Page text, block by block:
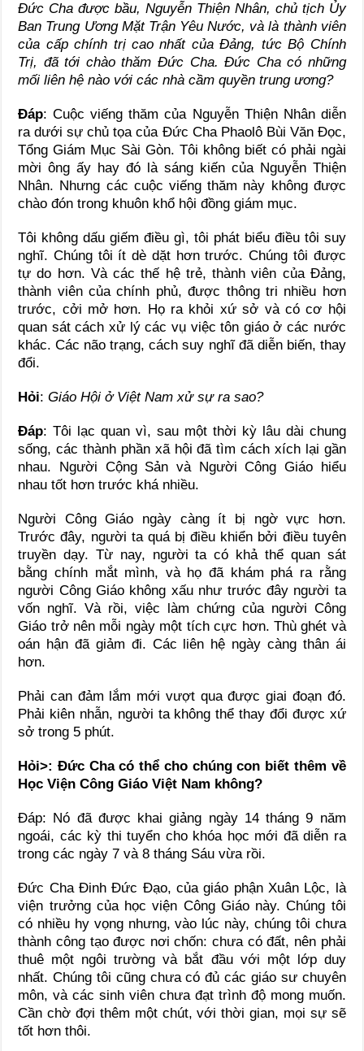
Đức Cha được bầu, Nguyễn Thiện Nhân, chủ tịch Ủy
Ban Trung Ương Mặt Trận Yêu Nước, và là thành viên
của cấp chính trị cao nhất của Đảng, tức Bộ Chính
Trị, đã tới chào thăm Đức Cha. Đức Cha có những
mối liên hệ nào với các nhà cầm quyền trung ương?
Đáp: Cuộc viếng thăm của Nguyễn Thiện Nhân diễn
ra dưới sự chủ tọa của Đức Cha Phaolô Bùi Văn Đọc,
Tổng Giám Mục Sài Gòn. Tôi không biết có phải ngài
mời ông ấy hay đó là sáng kiến của Nguyễn Thiện
Nhân. Nhưng các cuộc viếng thăm này không được
chào đón trong khuôn khổ hội đồng giám mục.
Tôi không dấu giếm điều gì, tôi phát biểu điều tôi suy
nghĩ. Chúng tôi ít dè dặt hơn trước. Chúng tôi được
tự do hơn. Và các thế hệ trẻ, thành viên của Đảng,
thành viên của chính phủ, được thông tri nhiều hơn
trước, cởi mở hơn. Họ ra khỏi xứ sở và có cơ hội
quan sát cách xử lý các vụ việc tôn giáo ở các nước
khác. Các não trạng, cách suy nghĩ đã diễn biến, thay
đổi.
Hỏi:Giáo Hội ở Việt Nam xử sự ra sao?
Đáp: Tôi lạc quan vì, sau một thời kỳ lâu dài chung
sống, các thành phần xã hội đã tìm cách xích lại gần
nhau. Người Cộng Sản và Người Công Giáo hiểu
nhau tốt hơn trước khá nhiều.
Người Công Giáo ngày càng ít bị ngờ vực hơn.
Trước đây, người ta quá bị điều khiển bởi điều tuyên
truyền dạy. Từ nay, người ta có khả thể quan sát
bằng chính mắt mình, và họ đã khám phá ra rằng
người Công Giáo không xấu như trước đây người ta
vốn nghĩ. Và rồi, việc làm chứng của người Công
Giáo trở nên mỗi ngày một tích cực hơn. Thù ghét và
oán hận đã giảm đi. Các liên hệ ngày càng thân ái
hơn.
Phải can đảm lắm mới vượt qua được giai đoạn đó.
Phải kiên nhẫn, người ta không thể thay đổi được xứ
sở trong 5 phút.
Hỏi>: Đức Cha có thể cho chúng con biết thêm về
Học Viện Công Giáo Việt Nam không?
Đáp: Nó đã được khai giảng ngày 14 tháng 9 năm
ngoái, các kỳ thi tuyển cho khóa học mới đã diễn ra
trong các ngày 7 và 8 tháng Sáu vừa rồi.
Đức Cha Đinh Đức Đạo, của giáo phận Xuân Lộc, là
viện trưởng của học viện Công Giáo này. Chúng tôi
có nhiều hy vọng nhưng, vào lúc này, chúng tôi chưa
thành công tạo được nơi chốn: chưa có đất, nên phải
thuê một ngôi trường và bắt đầu với một lớp duy
nhất. Chúng tôi cũng chưa có đủ các giáo sư chuyên
môn, và các sinh viên chưa đạt trình độ mong muốn.
Cần chờ đợi thêm một chút, với thời gian, mọi sự sẽ
tốt hơn thôi.